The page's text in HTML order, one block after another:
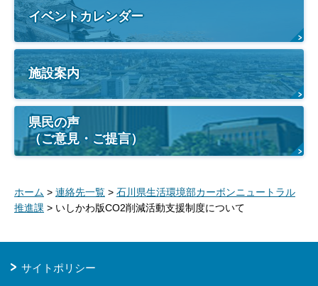
イベントカレンダー
施設案内
県民の声
（ご意見・ご提言）
ホーム > 連絡先一覧 > 石川県生活環境部カーボンニュートラル
推進課 > いしかわ版CO2削減活動支援制度について
サイトポリシー